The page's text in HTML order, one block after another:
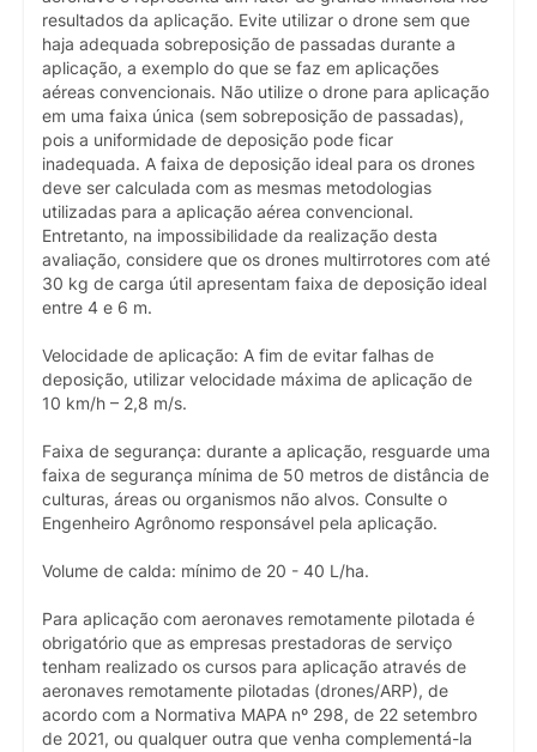
resultados da aplicação. Evite utilizar o drone sem que
haja adequada sobreposição de passadas durante a
aplicação, a exemplo do que se faz em aplicações
aéreas convencionais. Não utilize o drone para aplicação
em uma faixa única (sem sobreposição de passadas),
pois a uniformidade de deposição pode ficar
inadequada. A faixa de deposição ideal para os drones
deve ser calculada com as mesmas metodologias
utilizadas para a aplicação aérea convencional.
Entretanto, na impossibilidade da realização desta
avaliação, considere que os drones multirrotores com até
30 kg de carga útil apresentam faixa de deposição ideal
entre 4 e 6 m.
Velocidade de aplicação: A fim de evitar falhas de
deposição, utilizar velocidade máxima de aplicação de
10 km/h – 2,8 m/s.
Faixa de segurança: durante a aplicação, resguarde uma
faixa de segurança mínima de 50 metros de distância de
culturas, áreas ou organismos não alvos. Consulte o
Engenheiro Agrônomo responsável pela aplicação.
Volume de calda: mínimo de 20 - 40 L/ha.
Para aplicação com aeronaves remotamente pilotada é
obrigatório que as empresas prestadoras de serviço
tenham realizado os cursos para aplicação através de
aeronaves remotamente pilotadas (drones/ARP), de
acordo com a Normativa MAPA nº 298, de 22 setembro
de 2021, ou qualquer outra que venha complementá-la